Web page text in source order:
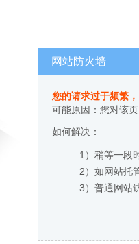
网站防火墙
您的请求过于频繁
可能原因：您对该
如何解决：
1）稍等一段
2）如网站托
3）普通网站